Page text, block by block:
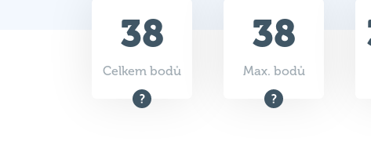
38
Celkem bodů
38
Max. bodů